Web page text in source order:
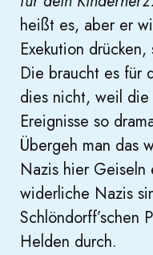
heißt es, aber er
Exekution
Die braucht es für
dies nicht, weil die
Ereignisse so
Übergeh man das
Nazis hier Geiseln
widerliche Nazis
Schlöndorff’schen
Helden durch.